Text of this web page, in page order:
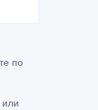
по